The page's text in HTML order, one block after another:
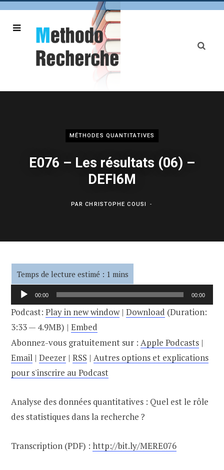
MÉTHODES QUANTITATIVES
E076 – Les résultats (06) –
DEFI6M
PARCHRISTOPHE COUSI
Lecteur
audio
00:00 00:00
Podcast: Play in new window| Download (Duration:
3:33 — 4.9MB) | Embed
Abonnez-vous gratuitement sur : Apple Podcasts |
Email | Deezer | RSS | Autres options et explications
pour s'inscrire au Podcast
Analyse des données quantitatives : Quel est le rôle
des statistiques dans la recherche ?
Transcription (PDF) : http://bit.ly/MERE076